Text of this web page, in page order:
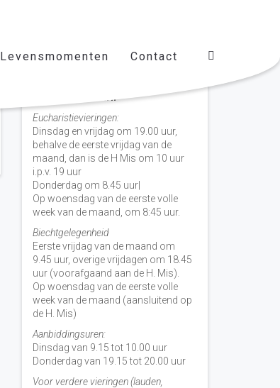
Levensmomenten Contact
Vieringen door de week
H. Nicolaas Baarn
Eucharistievieringen:
Dinsdag en vrijdag om 19.00 uur,
behalve de eerste vrijdag van de
maand, dan is de H Mis om 10 uur
i.p.v. 19 uur
Donderdag om 8.45 uur|
Op woensdag van de eerste volle
week van de maand, om 8:45 uur.
Biechtgelegenheid
Eerste vrijdag van de maand om
9.45 uur, overige vrijdagen om 18.45
uur (voorafgaand aan de H. Mis).
Op woensdag van de eerste volle
week van de maand (aansluitend op
de H. Mis)
Aanbiddingsuren:
Dinsdag van 9.15 tot 10.00 uur
Donderdag van 19.15 tot 20.00 uur
Voor verdere vieringen (lauden,